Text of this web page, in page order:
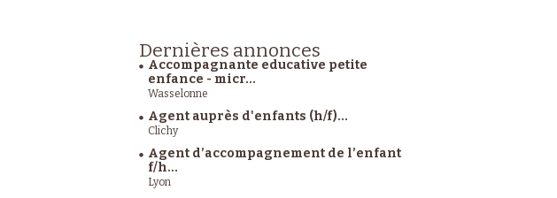
Dernières annonces
Accompagnante educative petite
enfance - micr...
Wasselonne
Agent auprès d'enfants (h/f)...
Clichy
Agent d’accompagnement de l’enfant
f/h...
Lyon